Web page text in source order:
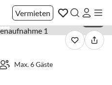
Vermieten
Max. 6 Gäste